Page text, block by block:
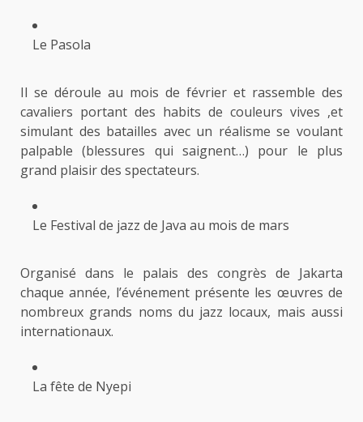
Le Pasola
Il se déroule au mois de février et rassemble des
cavaliers portant des habits de couleurs vives ,et
simulant des batailles avec un réalisme se voulant
palpable (blessures qui saignent…) pour le plus
grand plaisir des spectateurs.
Le Festival de jazz de Java au mois de mars
Organisé dans le palais des congrès de Jakarta
chaque année, l’événement présente les œuvres de
nombreux grands noms du jazz locaux, mais aussi
internationaux.
La fête de Nyepi